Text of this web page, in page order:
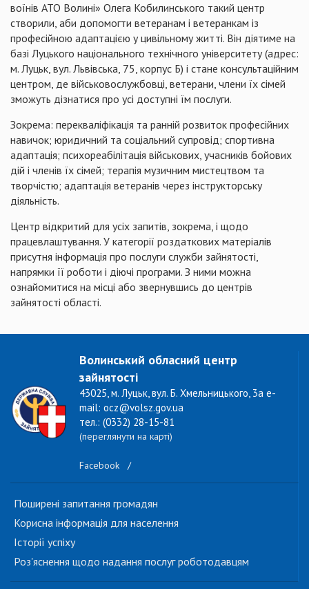
воїнів АТО Волині» Олега Кобилинського такий центр
створили, аби допомогти ветеранам і ветеранкам із
професійною адаптацією у цивільному житті. Він діятиме на
базі Луцького національного технічного університету (адрес:
м. Луцьк, вул. Львівська, 75, корпус Б) і стане консультаційним
центром, де військовослужбовці, ветерани, члени їх сімей
зможуть дізнатися про усі доступні їм послуги.
Зокрема: перекваліфікація та ранній розвиток професійних
навичок; юридичний та соціальний супровід; спортивна
адаптація; психореабілітація військових, учасників бойових
дій і членів їх сімей; терапія музичним мистецтвом та
творчістю; адаптація ветеранів через інструкторську
діяльність.
Центр відкритий для усіх запитів, зокрема, і щодо
працевлаштування. У категорії роздаткових матеріалів
присутня інформація про послуги служби зайнятості,
напрямки її роботи і діючі програми. З ними можна
ознайомитися на місці або звернувшись до центрів
зайнятості області.
Волинський обласний центр
зайнятості
43025, м. Луцьк, вул. Б. Хмельницького, 3а e-
mail: ocz@volsz.gov.ua
тел.: (0332) 28-15-81
(переглянути на карті)
Facebook /
Поширені запитання громадян
Корисна інформація для населення
Історії успіху
Роз'яснення щодо надання послуг роботодавцям